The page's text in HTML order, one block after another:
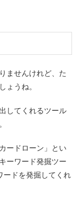
ませんけれど、た
ょうね。
してくれるツール
ードローン」とい
ーワード発掘ツー
ードを発掘してくれ